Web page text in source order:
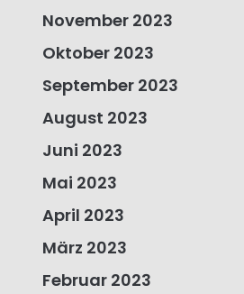
November 2023
Oktober 2023
September 2023
August 2023
Juni 2023
Mai 2023
April 2023
März 2023
Februar 2023